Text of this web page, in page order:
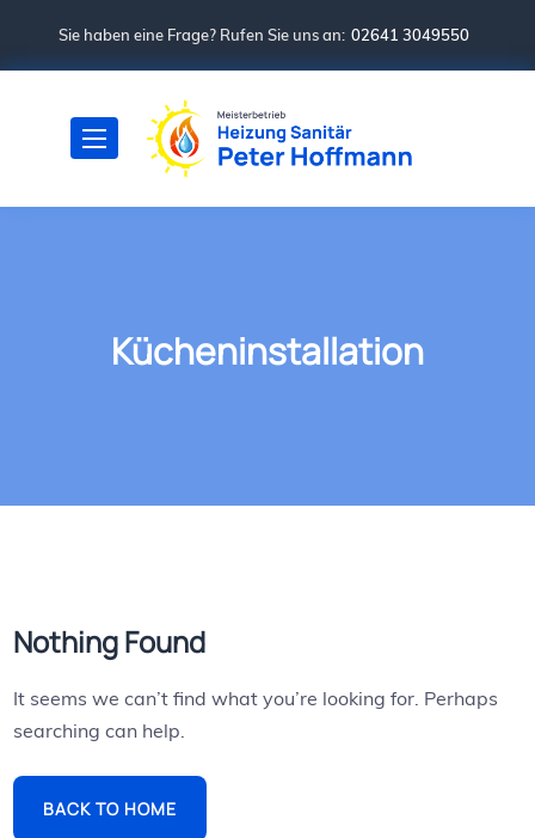
Sie haben eine Frage? Rufen Sie uns an: 02641 3049550
Kücheninstallation
Nothing Found
It seems we can’t find what you’re looking for. Perhaps
searching can help.
BACK TO HOME